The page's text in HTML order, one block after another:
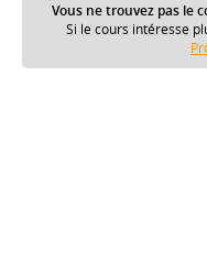
Vous ne trouvez pas le
Si le cours intéresse